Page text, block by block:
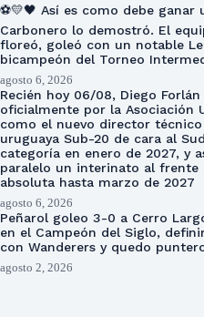
⚽💛🖤 Así es como debe
Carbonero lo demostró. El
floreó, goleó con un notable
bicampeón del Torneo
agosto 6, 2026
Recién hoy 06/08, Diego
oficialmente por la Asociación
como el nuevo director
uruguaya Sub-20 de cara al
categoría en enero de 2027, y
paralelo un interinato al frente
absoluta hasta marzo de 2027
agosto 6, 2026
Peñarol goleo 3-0 a Cerro
en el Campeón del Siglo,
con Wanderers y quedo
agosto 2, 2026